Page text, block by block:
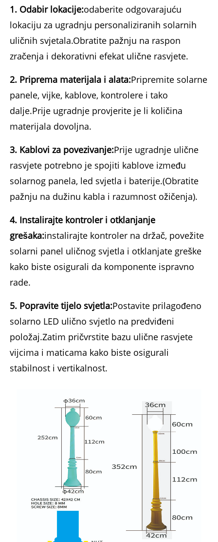
1. Odabir lokacije:odaberite odgovarajuću
lokaciju za ugradnju personaliziranih solarnih
uličnih svjetala.Obratite pažnju na raspon
zračenja i dekorativni efekat ulične rasvjete.
2. Priprema materijala i alata:Pripremite solarne
panele, vijke, kablove, kontrolere i tako
dalje.Prije ugradnje provjerite je li količina
materijala dovoljna.
3. Kablovi za povezivanje:Prije ugradnje ulične
rasvjete potrebno je spojiti kablove između
solarnog panela, led svjetla i baterije.(Obratite
pažnju na dužinu kabla i razumnost ožičenja).
4. Instalirajte kontroler i otklanjanje
grešaka:instalirajte kontroler na držač, povežite
solarni panel uličnog svjetla i otklanjate greške
kako biste osigurali da komponente ispravno
rade.
5. Popravite tijelo svjetla:Postavite prilagođeno
solarno LED ulično svjetlo na predviđeni
položaj.Zatim pričvrstite bazu ulične rasvjete
vijcima i maticama kako biste osigurali
stabilnost i vertikalnost.